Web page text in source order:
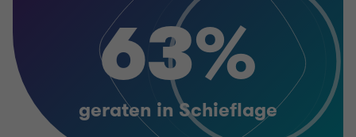
63%
geraten in Schieflage